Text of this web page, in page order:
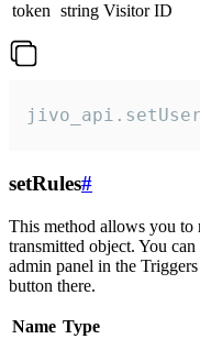
token string Visitor ID
setRules#
This method allows you to
transmitted object. You
admin panel in the
button there.
Name Type